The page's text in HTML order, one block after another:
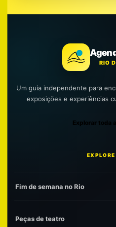
RIO
Um guia independente para
exposições e experiências
Explorar toda a
Fim de semana no Rio
Peças de teatro